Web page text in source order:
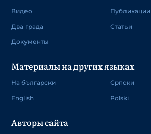
Видео
Два града
Документы
Публикации
Статьи
Материалы на других языках
На български
English
Српски
Polski
Авторы сайта